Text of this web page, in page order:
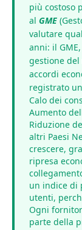
più costoso
al GME
valutare
anni: il
gestione
accordi
registrato
Calo dei
Aumento
Riduzione
altri Paesi
crescere,
ripresa
un indice di
utenti,
Ogni
parte della